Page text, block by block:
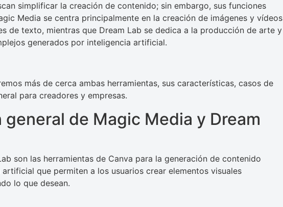
simplificar la creación de contenido; sin embargo, sus funciones
Media se centra principalmente en la creación de imágenes y vídeos
de texto, mientras que Dream Lab se dedica a la producción de arte y
generados por inteligencia artificial.
más de cerca ambas herramientas, sus características, casos de
para creadores y empresas.
de Magic Media y Dream
son las herramientas de Canva para la generación de contenido
que permiten a los usuarios crear elementos visuales
lo que desean.